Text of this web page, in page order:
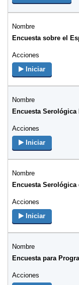
Encuesta sobre el
Iniciar
Encuesta
Iniciar
Encuesta
Iniciar
Encuesta para